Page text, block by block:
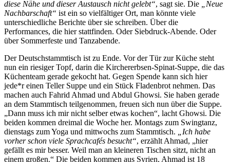
diese Nähe und dieser Austausch nicht gelebt“, sagt sie. Die
„Neue
Nachbarschaft“ ist ein so vielfältiger Ort, man könnte viele
unterschiedliche Berichte über sie schreiben. Über die
Performances, die hier stattfinden. Oder Siebdruck-Abende. Oder
über Sommerfeste und Tanzabende.
Der Deutschstammtisch ist zu Ende. Vor der Tür zur Küche steht
nun ein riesiger Topf, darin die Kirchererbsen-Spinat-Suppe, die das
Küchenteam gerade gekocht hat. Gegen Spende kann sich hier
jede*r einen Teller Suppe und ein Stück Fladenbrot nehmen. Das
machen auch Fahrid Ahmad und Abdul Ghowsi. Sie haben gerade
an dem Stammtisch teilgenommen, freuen sich nun über die Suppe.
„Dann muss ich mir nicht selber etwas kochen“, lacht Ghowsi. Die
beiden kommen dreimal die Woche her. Montags zum Swingtanz,
dienstags zum Yoga und mittwochs zum Stammtisch.
„Ich habe
vorher schon viele Sprachcafés besucht“, erzählt Ahmad, „hier
gefällt es mir besser. Weil man an kleineren Tischen sitzt, nicht an
einem großen.“ Die beiden kommen aus Syrien, Ahmad ist 18